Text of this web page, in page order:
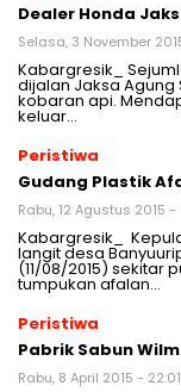
Dealer Honda
Selasa, 3 November
Kabargresik_
dijalan Jaksa
kobaran api.
keluar…
Peristiwa
Gudang Plastik
Rabu, 12 Agustus 2015 -
Kabargresik_
langit desa
(11/08/2015) sekitar
tumpukan afalan…
Peristiwa
Pabrik Sabun
Rabu, 8 April 2015 -